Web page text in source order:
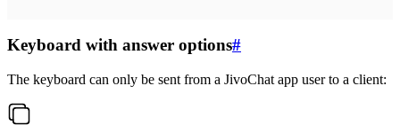
Keyboard with answer options#
The keyboard can only be sent from a JivoChat app user to a client: